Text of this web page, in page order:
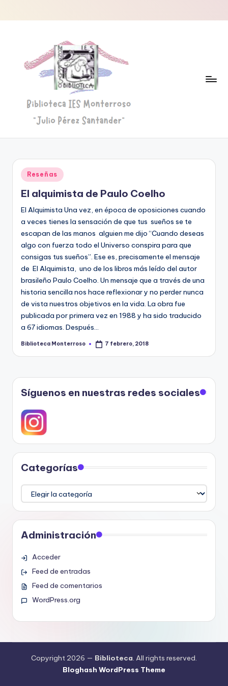
Saltar
b
li
o
t
e
c
a
Santander"
Publicado
en
Reseñas
El alquimista de Paulo Coelho
El Alquimista Una vez, en época de oposiciones cuando
a veces tienes la sensación de que tus sueños se te
escapan de las manos alguien me dijo “Cuando deseas
algo con fuerza todo el Universo conspira para que
consigas tus sueños”. Ese es, precisamente el mensaje
de El Alquimista, uno de los libros más leído del autor
brasileño Paulo Coelho. Un mensaje que a través de una
historia sencilla nos hace reflexionar y no perder nunca
de vista nuestros objetivos en la vida. La obra fue
publicada por primera vez en 1988 y ha sido traducido
a 67 idiomas. Después…
Publicado
Biblioteca Monterroso 7 febrero, 2018
Síguenos en nuestras redes sociales
Categorías
Categorías
Administración
Acceder
Feed de entradas
Feed de comentarios
WordPress.org
Copyright 2026 — Biblioteca. All rights reserved.
Bloghash WordPress Theme